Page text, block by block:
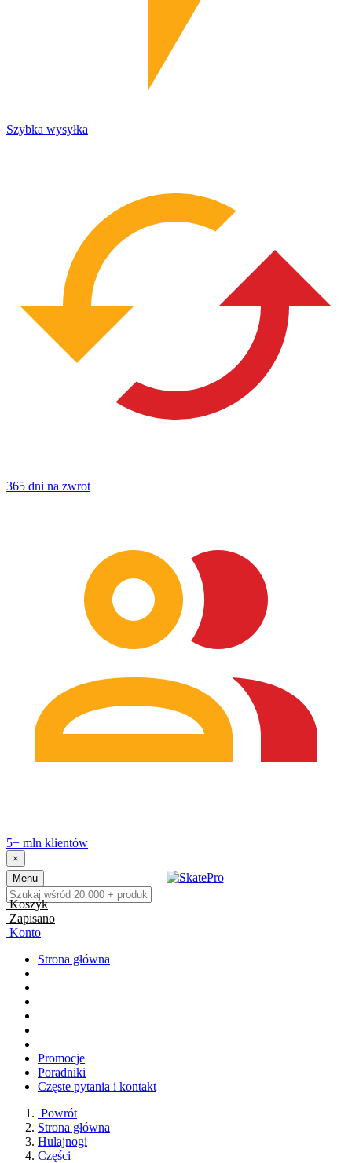
Szybka wysyłka
365 dni na zwrot
5+ mln klientów
×
Menu
Koszyk
Zapisano
Konto
Strona główna
Promocje
Poradniki
Częste pytania i kontakt
Powrót
Strona główna
Hulajnogi
Części